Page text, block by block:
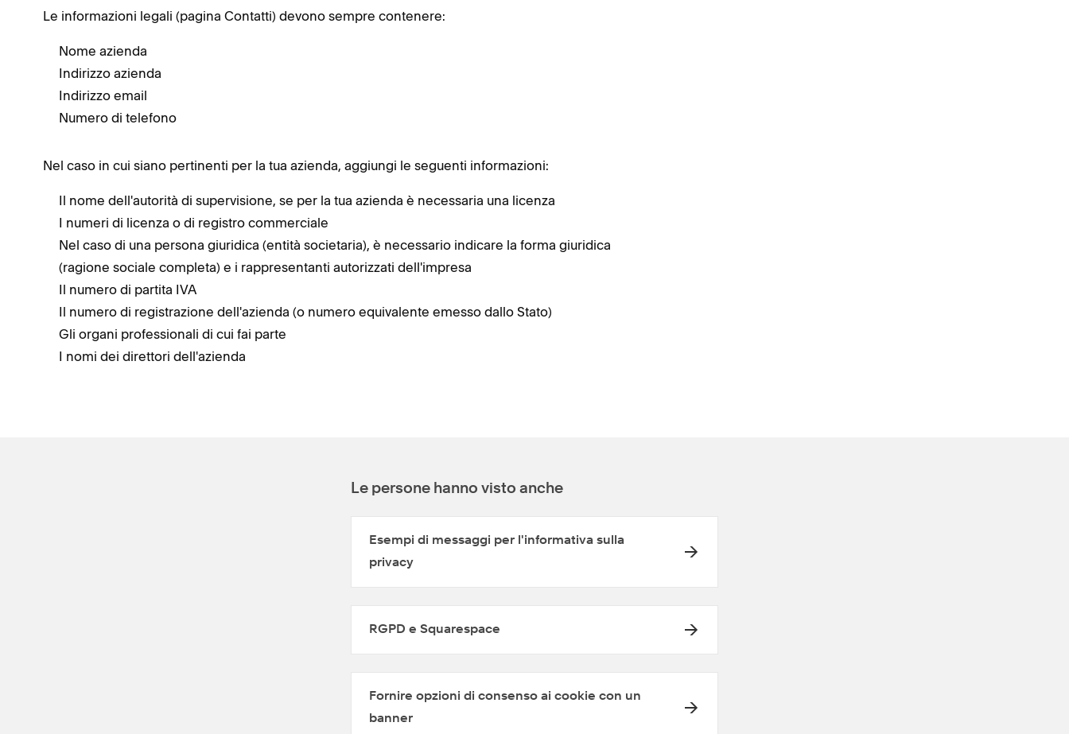
Le informazioni legali (pagina Contatti) devono sempre contenere:
Nome azienda
Indirizzo azienda
Indirizzo email
Numero di telefono
Nel caso in cui siano pertinenti per la tua azienda, aggiungi le seguenti informazioni:
Il nome dell'autorità di supervisione, se per la tua azienda è necessaria una licenza
I numeri di licenza o di registro commerciale
Nel caso di una persona giuridica (entità societaria), è necessario indicare la forma giuridica
(ragione sociale completa) e i rappresentanti autorizzati dell'impresa
Il numero di partita IVA
Il numero di registrazione dell'azienda (o numero equivalente emesso dallo Stato)
Gli organi professionali di cui fai parte
I nomi dei direttori dell'azienda
Le persone hanno visto anche
Esempi di messaggi per l'informativa sulla
privacy
RGPD e Squarespace
Fornire opzioni di consenso ai cookie con un
banner